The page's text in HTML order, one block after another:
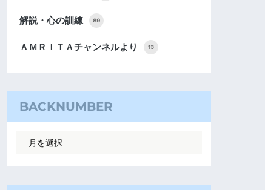
解説・心の訓練 89
ＡＭＲＩＴＡチャンネルより 13
BACKNUMBER